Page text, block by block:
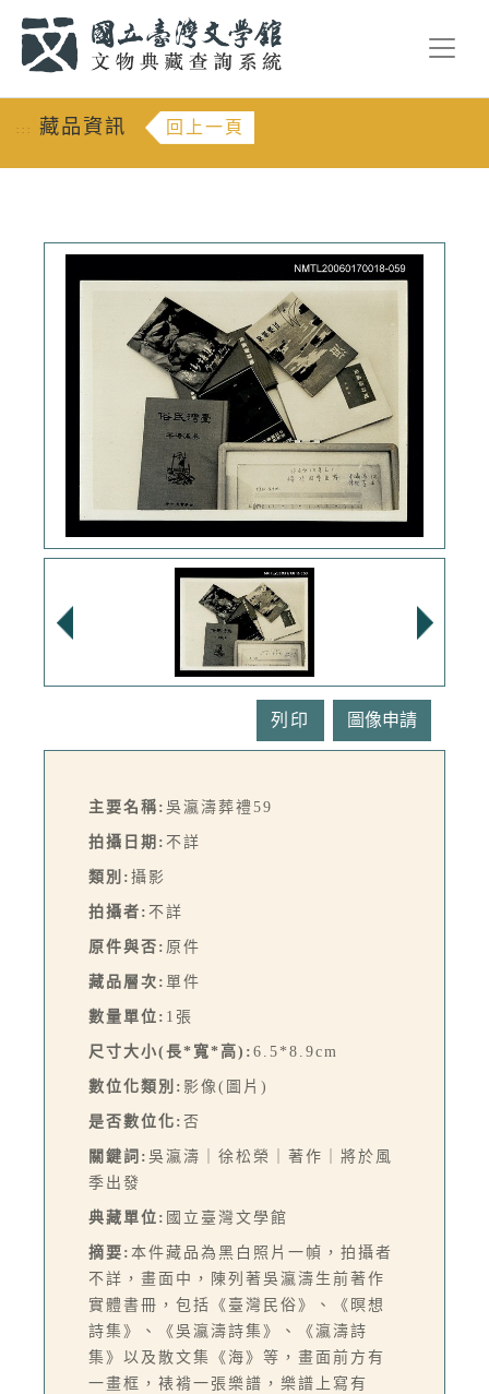
::: 藏品資訊 回上一頁
列印
主要名稱: 吳瀛濤葬禮59
拍攝日期: 不詳
類別: 攝影
拍攝者: 不詳
原件與否: 原件
藏品層次: 單件
數量單位: 1張
尺寸大小(長*寬*高): 6.5*8.9cm
數位化類別: 影像(圖片)
是否數位化: 否
關鍵詞: 吳瀛濤｜徐松榮｜著作｜將於風
季出發
典藏單位: 國立臺灣文學館
摘要: 本件藏品為黑白照片一幀，拍攝者
不詳，畫面中，陳列著吳瀛濤生前著作
實體書冊，包括《臺灣民俗》、《暝想
詩集》、《吳瀛濤詩集》、《瀛濤詩
集》以及散文集《海》等，畫面前方有
一畫框，裱褙一張樂譜，樂譜上寫有